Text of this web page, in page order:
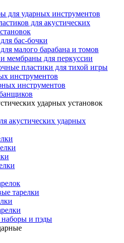
для ударных инструментов
для акустических
бас-бочки
малого барабана и томов
мембраны для перкуссии
пластики для тихой игры
инструментов
инструментов
ударных установок
акустических ударных
тарелки
и пэды